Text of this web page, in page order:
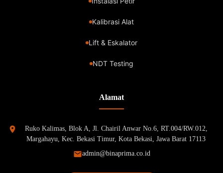
Kalibrasi Alat
Lift & Eskalator
NDT Testing
Alamat
Ruko Kalimas, Blok A, Jl. Chairil Anwar No.6, RT.004/RW.012,
Margahayu, Kec. Bekasi Timur, Kota Bekasi, Jawa Barat 17113
admin@binaprima.co.id